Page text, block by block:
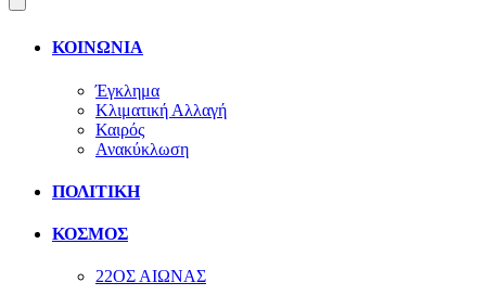
ΚΟΙΝΩΝΙΑ
Έγκλημα
Κλιματική Αλλαγή
Καιρός
Ανακύκλωση
ΠΟΛΙΤΙΚΗ
ΚΟΣΜΟΣ
22ΟΣ ΑΙΩΝΑΣ